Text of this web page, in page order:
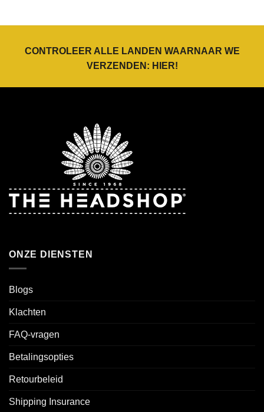
CONTROLEER ALLE LANDEN WAARNAAR WE
VERZENDEN: HIER!
ONZE DIENSTEN
Blogs
Klachten
FAQ-vragen
Betalingsopties
Retourbeleid
Shipping Insurance